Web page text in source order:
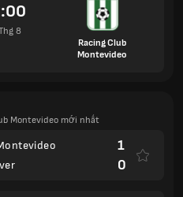
8
Racing Club
Montevideo
Montevideo mới nhất
1
0